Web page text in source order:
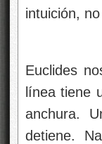
intuición,
Euclides
línea tiene
anchura.
detiene.